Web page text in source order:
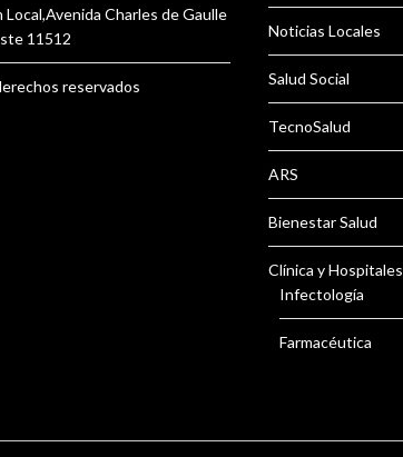
Local,Avenida Charles de Gaulle
11512
reservados
Noticias Locales
Salud Social
TecnoSalud
ARS
Bienestar Salud
Clínica y Hospitales
Infectología
Farmacéutica